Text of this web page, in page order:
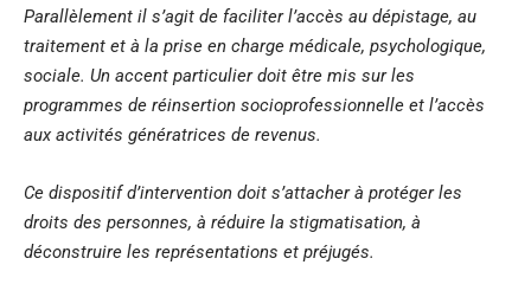
Parallèlement il s’agit de faciliter l’accès au dépistage, au
traitement et à la prise en charge médicale, psychologique,
sociale. Un accent particulier doit être mis sur les
programmes de réinsertion socioprofessionnelle et l’accès
aux activités génératrices de revenus.
Ce dispositif d’intervention doit s’attacher à protéger les
droits des personnes, à réduire la stigmatisation, à
déconstruire les représentations et préjugés.